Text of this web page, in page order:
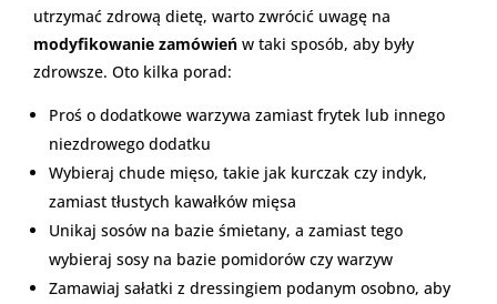
utrzymać zdrową dietę, warto zwrócić uwagę na
modyfikowanie zamówień w taki sposób, aby były
zdrowsze. Oto kilka porad:
Proś o dodatkowe warzywa zamiast frytek lub innego
niezdrowego dodatku
Wybieraj chude mięso, takie jak kurczak czy indyk,
zamiast tłustych kawałków mięsa
Unikaj sosów na bazie śmietany, a zamiast tego
wybieraj sosy na bazie pomidorów czy warzyw
Zamawiaj sałatki z dressingiem podanym osobno, aby